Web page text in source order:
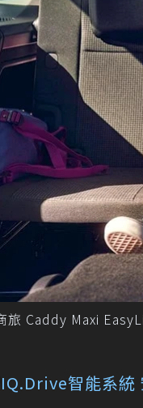
旅 Caddy Maxi
智能系統